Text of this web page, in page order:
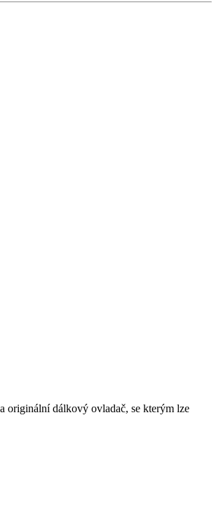
originální dálkový ovladač, se kterým lze